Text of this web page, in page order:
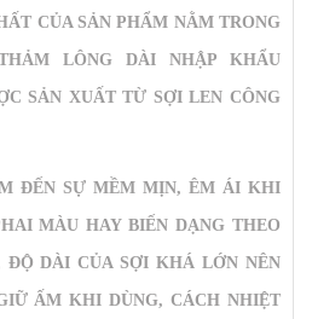
CỦA SẢN PHẨM NẰM TRONG
LÔNG DÀI NHẬP KHẨU
SẢN XUẤT TỪ SỢI LEN CÔNG
ĐẾN SỰ MỀM MỊN, ÊM ÁI KHI
MÀU HAY BIẾN DẠNG THEO
ĐỘ DÀI CỦA SỢI KHÁ LỚN NÊN
ẤM KHI DÙNG, CÁCH NHIỆT